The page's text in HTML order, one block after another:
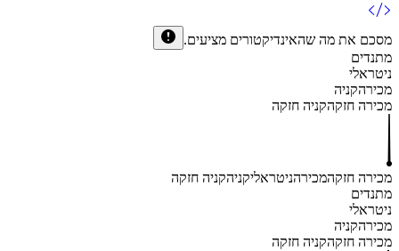
מסכם את מה שהאינדיקטורים מציעים.
מתנדים
ניטראלי
מכירהקניה
מכירה חזקהקניה חזקה
מכירה חזקהמכירהניטראליקניהקניה חזקה
מתנדים
ניטראלי
מכירהקניה
מכירה חזקהקניה חזקה